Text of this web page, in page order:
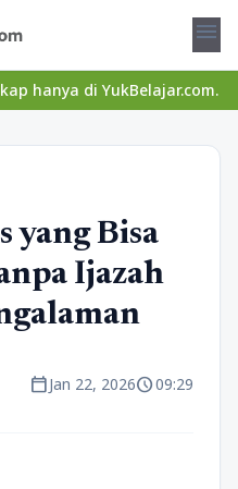
menu
YukBelajar.com. Mulai
yang Bisa
Ijazah
calendar_todayJan 22, 2026schedule09:29